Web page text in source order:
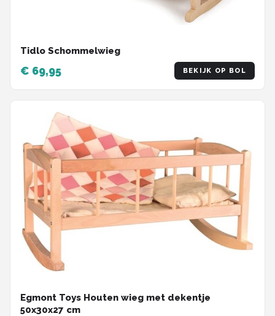
Tidlo Schommelwieg
€ 69,95 BEKIJK OP BOL
Egmont Toys Houten wieg met dekentje
50x30x27 cm